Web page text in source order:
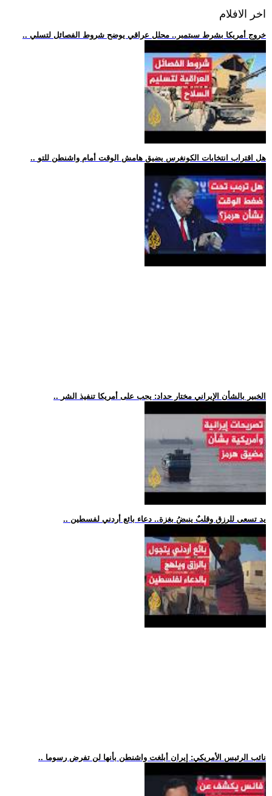
اخر الافلام
.. خروج أمريكا بشرط سبتمبر.. محلل عراقي يوضح شروط الفصائل لتسلي
.. هل اقتراب انتخابات الكونغرس يضيق هامش الوقت أمام واشنطن للتو
.. الخبير بالشأن الإيراني مختار حداد: يجب على أمريكا تنفيذ الشر
.. يد تسعى للرزق وقلبٌ ينبضُ بغزة.. دعاء بائع أردني لفسطين
.. نائب الرئيس الأمريكي: إيران أبلغت واشنطن بأنها لن تفرض رسوما